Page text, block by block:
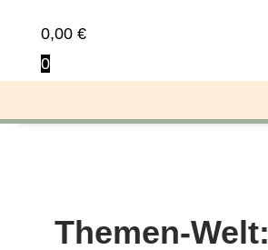
0,00 €
0
Themen-Welt: